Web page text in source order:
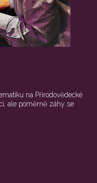
na Přírodovědecké
ale poměrně záhy se